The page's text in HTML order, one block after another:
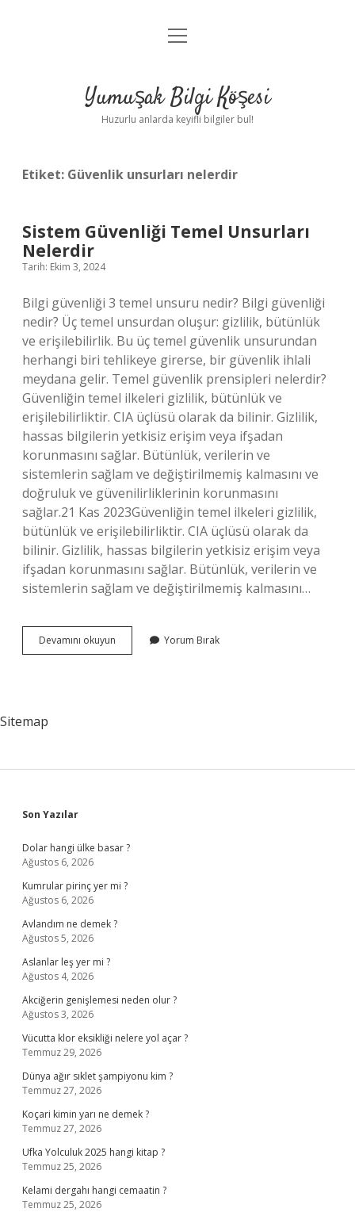
Anasayfa
Yasal Uyarı
menüyü
Yumuşak Bilgi Köşesi
Huzurlu anlarda keyifli bilgiler bul!
Etiket: Güvenlik unsurları nelerdir
Sistem Güvenliği Temel Unsurları
Nelerdir
Tarih: Ekim 3, 2024
Bilgi güvenliği 3 temel unsuru nedir? Bilgi güvenliği
nedir? Üç temel unsurdan oluşur: gizlilik, bütünlük
ve erişilebilirlik. Bu üç temel güvenlik unsurundan
herhangi biri tehlikeye girerse, bir güvenlik ihlali
meydana gelir. Temel güvenlik prensipleri nelerdir?
Güvenliğin temel ilkeleri gizlilik, bütünlük ve
erişilebilirliktir. CIA üçlüsü olarak da bilinir. Gizlilik,
hassas bilgilerin yetkisiz erişim veya ifşadan
korunmasını sağlar. Bütünlük, verilerin ve
sistemlerin sağlam ve değiştirilmemiş kalmasını ve
doğruluk ve güvenilirliklerinin korunmasını
sağlar.21 Kas 2023Güvenliğin temel ilkeleri gizlilik,
bütünlük ve erişilebilirliktir. CIA üçlüsü olarak da
bilinir. Gizlilik, hassas bilgilerin yetkisiz erişim veya
ifşadan korunmasını sağlar. Bütünlük, verilerin ve
sistemlerin sağlam ve değiştirilmemiş kalmasını…
Devamını okuyun
Güvenliği
Yorum Bırak
Sitemap
Sidebar
Son Yazılar
Dolar hangi ülke basar ?
Ağustos 6, 2026
Kumrular pirinç yer mi ?
Ağustos 6, 2026
Avlandım ne demek ?
Ağustos 5, 2026
Aslanlar leş yer mi ?
Ağustos 4, 2026
Akciğerin genişlemesi neden olur ?
Ağustos 3, 2026
Vücutta klor eksikliği nelere yol açar ?
Temmuz 29, 2026
Dünya ağır sıklet şampiyonu kim ?
Temmuz 27, 2026
Koçari kimin yarı ne demek ?
Temmuz 27, 2026
Ufka Yolculuk 2025 hangi kitap ?
Temmuz 25, 2026
Kelami dergahı hangi cemaatin ?
Temmuz 25, 2026